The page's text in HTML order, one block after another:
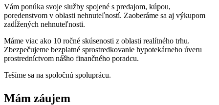
Vám ponúka svoje služby spojené s predajom, kúpou,
poredenstvom v oblasti nehnuteľností. Zaoberáme sa aj výkupom
zadĺžených nehnuteľnosti.
Máme viac ako 10 ročné skúsenosti z oblasti realítného trhu.
Zbezpečujeme bezplatné sprostredkovanie hypotekárneho úveru
prostredníctvom nášho finančného poradcu.
Tešíme sa na spoločnú spoluprácu.
Mám záujem